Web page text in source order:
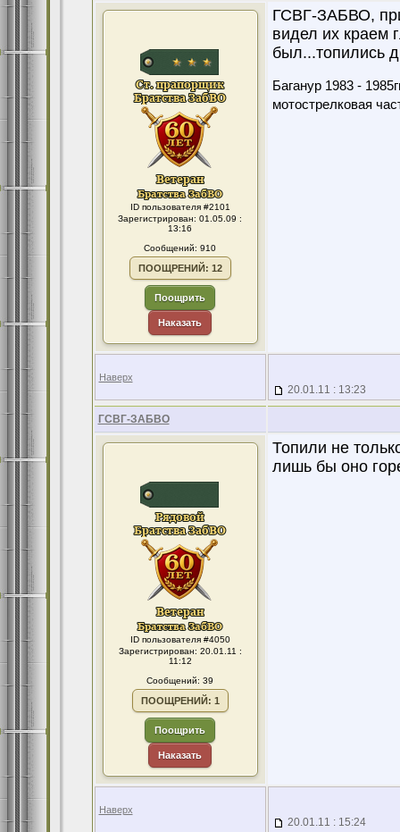
ID пользователя #2101
Зарегистрирован: 01.05.09 :
13:16
Сообщений: 910
ПООЩРЕНИЙ: 12
Поощрить
Наказать
ГСВГ-ЗАБВО,
видел их краем
был...топились
Баганур 1983 -
мотострелковая
Наверх
20.01.11 : 13:23
ГСВГ-ЗАБВО
ID пользователя #4050
Зарегистрирован: 20.01.11 :
11:12
Сообщений: 39
ПООЩРЕНИЙ: 1
Поощрить
Наказать
Топили не
лишь бы оно
Наверх
20.01.11 : 15:24